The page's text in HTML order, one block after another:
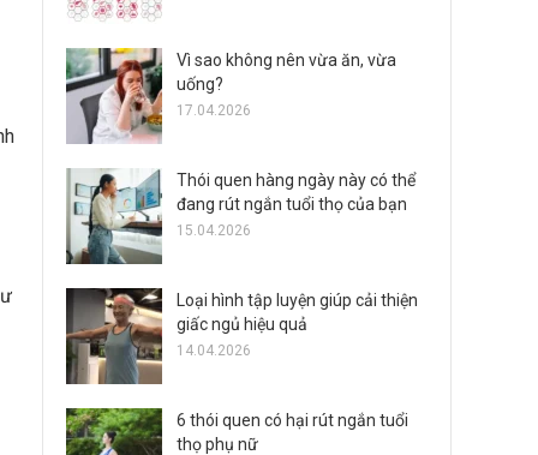
Vì sao không nên vừa ăn, vừa
uống?
17.04.2026
Thói quen hàng ngày này có thể
đang rút ngắn tuổi thọ của bạn
15.04.2026
Loại hình tập luyện giúp cải thiện
giấc ngủ hiệu quả
14.04.2026
6 thói quen có hại rút ngắn tuổi
thọ phụ nữ